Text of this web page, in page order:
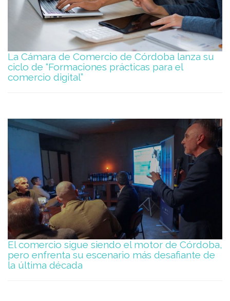
La Cámara de Comercio de Córdoba lanza su
ciclo de “Formaciones prácticas para el
comercio digital”
El comercio sigue siendo el motor de Córdoba,
pero enfrenta su escenario más desafiante de
la última década